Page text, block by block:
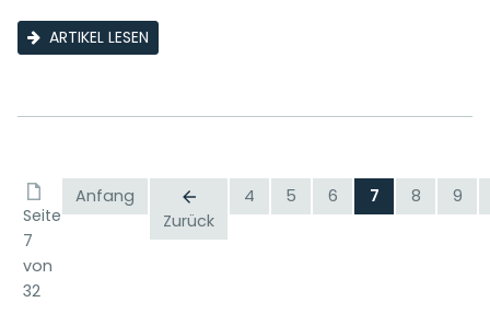
ARTIKEL LESEN
Seite
7
von
32
Anfang
Zurück
4 5 6 7 8 9